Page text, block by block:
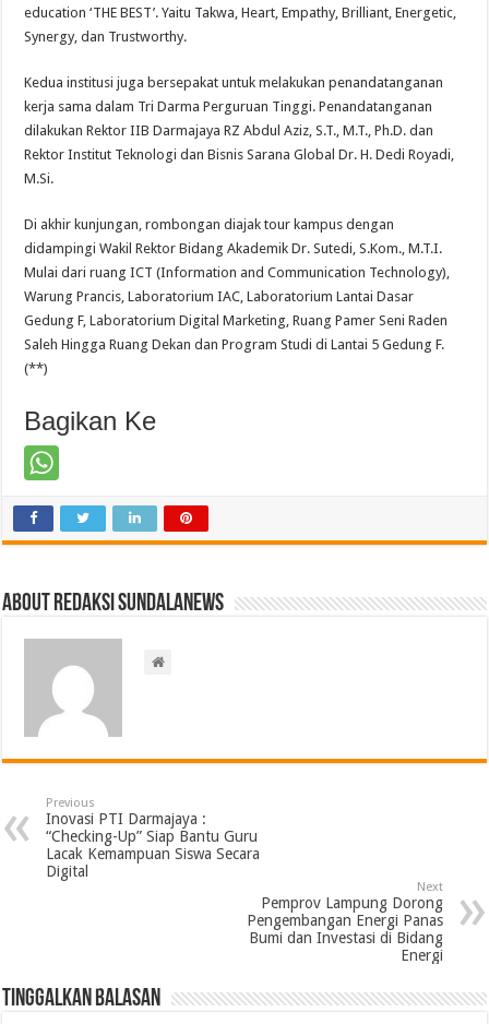
education ‘THE BEST’. Yaitu Takwa, Heart, Empathy, Brilliant, Energetic,
Synergy, dan Trustworthy.
Kedua institusi juga bersepakat untuk melakukan penandatanganan
kerja sama dalam Tri Darma Perguruan Tinggi. Penandatanganan
dilakukan Rektor IIB Darmajaya RZ Abdul Aziz, S.T., M.T., Ph.D. dan
Rektor Institut Teknologi dan Bisnis Sarana Global Dr. H. Dedi Royadi,
M.Si.
Di akhir kunjungan, rombongan diajak tour kampus dengan
didampingi Wakil Rektor Bidang Akademik Dr. Sutedi, S.Kom., M.T.I.
Mulai dari ruang ICT (Information and Communication Technology),
Warung Prancis, Laboratorium IAC, Laboratorium Lantai Dasar
Gedung F, Laboratorium Digital Marketing, Ruang Pamer Seni Raden
Saleh Hingga Ruang Dekan dan Program Studi di Lantai 5 Gedung F.
(**)
Bagikan Ke
About Redaksi Sundalanews
Previous
Inovasi PTI Darmajaya :
“Checking-Up” Siap Bantu Guru
Lacak Kemampuan Siswa Secara
Digital
Next
Pemprov Lampung Dorong
Pengembangan Energi Panas
Bumi dan Investasi di Bidang
Energi
Tinggalkan Balasan